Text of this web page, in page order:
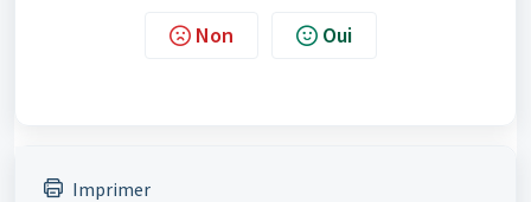
Non Oui
Imprimer